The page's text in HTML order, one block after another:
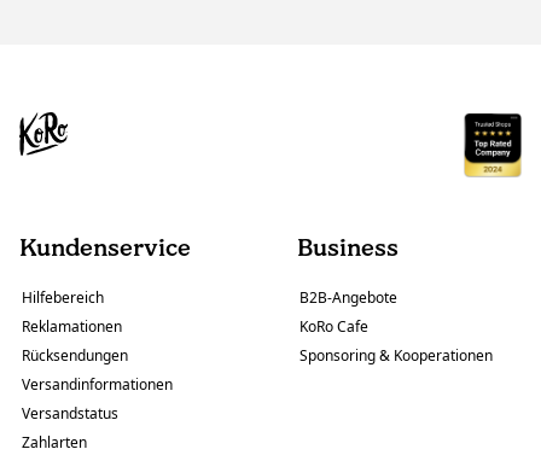
Kundenservice
Hilfebereich
Reklamationen
Rücksendungen
Versandinformationen
Versandstatus
Zahlarten
Business
B2B-Angebote
KoRo Cafe
Sponsoring & Kooperationen